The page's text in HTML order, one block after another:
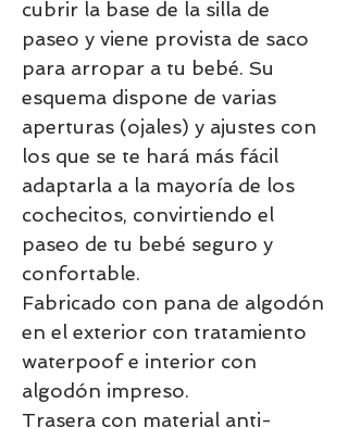
cubrir la base de la silla de
paseo y viene provista de saco
para arropar a tu bebé. Su
esquema dispone de varias
aperturas (ojales) y ajustes con
los que se te hará más fácil
adaptarla a la mayoría de los
cochecitos, convirtiendo el
paseo de tu bebé seguro y
confortable.
Fabricado con pana de algodón
en el exterior con tratamiento
waterpoof e interior con
algodón impreso.
Trasera con material anti-